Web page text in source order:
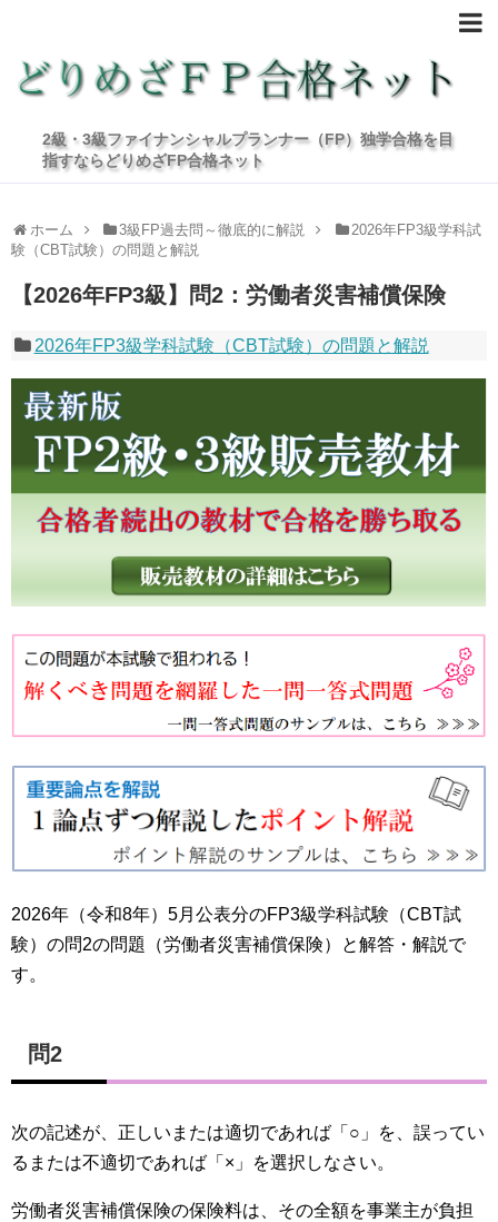
2級・3級ファイナンシャルプランナー（FP）独学合格を目
指すならどりめざFP合格ネット
ホーム 3級FP過去問～徹底的に解説
2026年FP3級学科試
験（CBT試験）の問題と解説
【2026年FP3級】問2：労働者災害補償保険
2026年FP3級学科試験（CBT試験）の問題と解説
2026年（令和8年）5月公表分のFP3級学科試験（CBT試
験）の問2の問題（労働者災害補償保険）と解答・解説で
す。
問2
次の記述が、正しいまたは適切であれば「○」を、誤ってい
るまたは不適切であれば「×」を選択しなさい。
労働者災害補償保険の保険料は、その全額を事業主が負担